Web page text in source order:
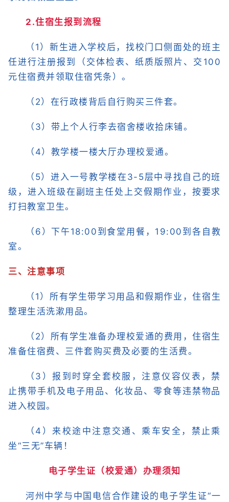
2.住宿生报到流程
（1）新生进入学校后，找校门口侧面处的班主
任进行注册报到（交体检表、纸质版照片、交100
元住宿费并领取住宿凭条）。
（2）在行政楼背后自行购买三件套。
（3）带上个人行李去宿舍楼收拾床铺。
（4）教学楼一楼大厅办理校爱通。
（5）进入一号教学楼在3-5层中寻找自己的班
级，进入班级在副班主任处上交假期作业，按要求
打扫教室卫生。
（6）下午18:00到食堂用餐，19:00到各自教
室。
三、注意事项
（1）所有学生带学习用品和假期作业，住宿生
整理生活洗漱用品。
（2）所有学生准备办理校爱通的费用，住宿生
准备住宿费、三件套购买费及必要的生活费。
（3）报到时穿全套校服，注意仪容仪表，禁
止携带手机及电子用品、化妆品、零食等违禁物品
进入校园。
（4）来校途中注意交通、乘车安全，禁止乘
坐“三无”车辆！
电子学生证（校爱通）办理须知
河州中学与中国电信合作建设的电子学生证“一